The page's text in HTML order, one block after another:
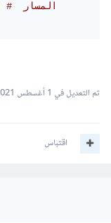
# المسار
تم التعديل في 1 أغسطس 2021
اقتباس